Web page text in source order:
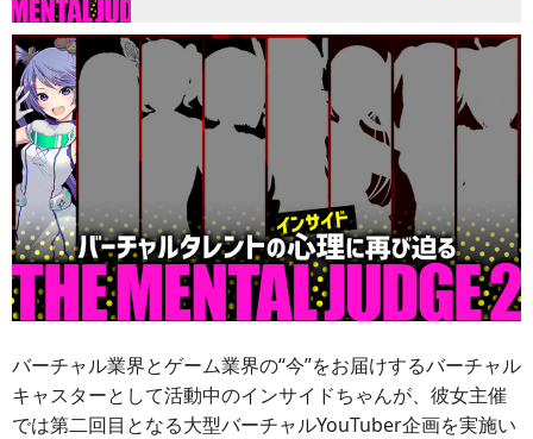
バーチャル業界とゲーム業界の“今”をお届けするバーチャル
キャスターとして活動中のインサイドちゃんが、彼女主催
では第二回目となる大型バーチャルYouTuber企画を実施い